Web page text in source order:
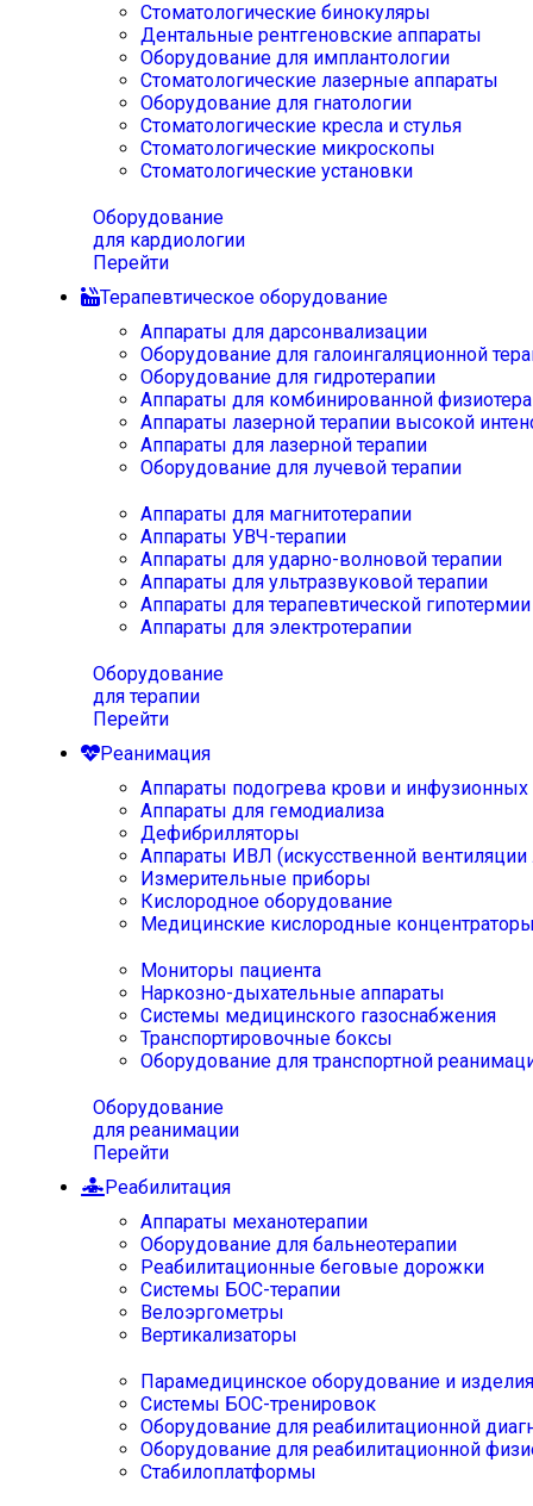
Стоматологические бинокуляры
Дентальные рентгеновские аппараты
Оборудование для имплантологии
Стоматологические лазерные аппараты
Оборудование для гнатологии
Стоматологические кресла и стулья
Стоматологические микроскопы
Стоматологические установки
Оборудование
для кардиологии
Перейти
Терапевтическое оборудование
Аппараты для дарсонвализации
Оборудование для галоингаляционной
Оборудование для гидротерапии
Аппараты для комбинированной
Аппараты лазерной терапии высокой
Аппараты для лазерной терапии
Оборудование для лучевой терапии
Аппараты для магнитотерапии
Аппараты УВЧ-терапии
Аппараты для ударно-волновой терапии
Аппараты для ультразвуковой терапии
Аппараты для терапевтической
Аппараты для электротерапии
Оборудование
для терапии
Перейти
Реанимация
Аппараты подогрева крови и инфузионных
Аппараты для гемодиализа
Дефибрилляторы
Аппараты ИВЛ (искусственной вентиляции
Измерительные приборы
Кислородное оборудование
Медицинские кислородные
Мониторы пациента
Наркозно-дыхательные аппараты
Системы медицинского газоснабжения
Транспортировочные боксы
Оборудование для транспортной
Оборудование
для реанимации
Перейти
Реабилитация
Аппараты механотерапии
Оборудование для бальнеотерапии
Реабилитационные беговые дорожки
Системы БОС-терапии
Велоэргометры
Вертикализаторы
Парамедицинское оборудование и изделия
Системы БОС-тренировок
Оборудование для реабилитационной
Оборудование для реабилитационной
Стабилоплатформы